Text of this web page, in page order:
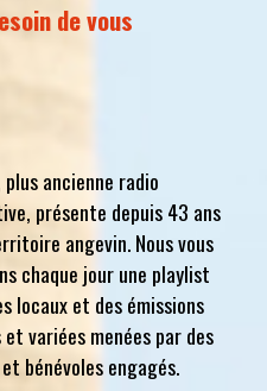
de vous
plus ancienne radio
présente depuis 43 ans
angevin. Nous vous
chaque jour une playlist
locaux et des émissions
et variées menées par des
bénévoles engagés.